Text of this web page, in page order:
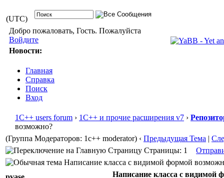
(UTC)
Добро пожаловать, Гость. Пожалуйста
Войдите
Новости:
Главная
Справка
Поиск
Вход
1С++ users forum › 1С++ и прочие расширения v7 ›
возможно?
(Группа Модераторов: 1c++ moderator) ‹ Предыдущая Тема |
Страницы: 1
Написание класса с видимой формой
Написание класса с видимой